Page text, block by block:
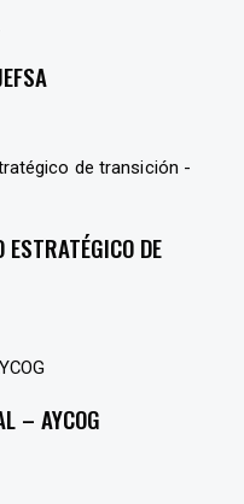
ESTRATÉGICO DE
– AYCOG